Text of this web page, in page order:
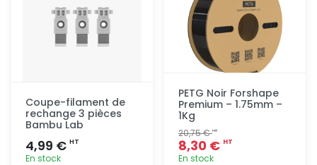
Coupe-filament de
rechange 3 pièces
Bambu Lab
4,99 € HT
En stock
PETG Noir Forshape
Premium – 1.75mm –
1Kg
20,75 €HT
8,30 € HT
En stock